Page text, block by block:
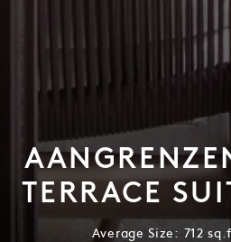
TERRACE
Average Size: 712